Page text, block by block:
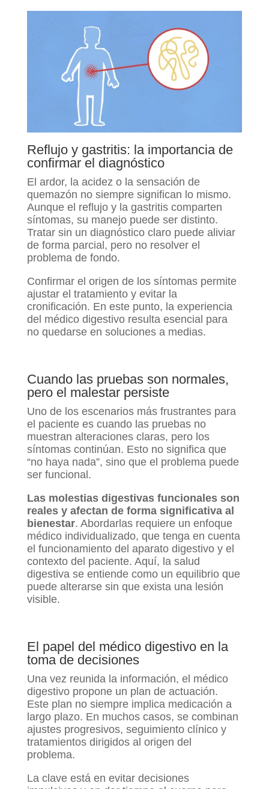
Reflujo y gastritis: la importancia de
confirmar el diagnóstico
El ardor, la acidez o la sensación de
quemazón no siempre significan lo mismo.
Aunque el reflujo y la gastritis comparten
síntomas, su manejo puede ser distinto.
Tratar sin un diagnóstico claro puede aliviar
de forma parcial, pero no resolver el
problema de fondo.
Confirmar el origen de los síntomas permite
ajustar el tratamiento y evitar la
cronificación. En este punto, la experiencia
del médico digestivo resulta esencial para
no quedarse en soluciones a medias.
Cuando las pruebas son normales,
pero el malestar persiste
Uno de los escenarios más frustrantes para
el paciente es cuando las pruebas no
muestran alteraciones claras, pero los
síntomas continúan. Esto no significa que
“no haya nada”, sino que el problema puede
ser funcional.
Las molestias digestivas funcionales son
reales y afectan de forma significativa al
bienestar. Abordarlas requiere un enfoque
médico individualizado, que tenga en cuenta
el funcionamiento del aparato digestivo y el
contexto del paciente. Aquí, la salud
digestiva se entiende como un equilibrio que
puede alterarse sin que exista una lesión
visible.
El papel del médico digestivo en la
toma de decisiones
Una vez reunida la información, el médico
digestivo propone un plan de actuación.
Este plan no siempre implica medicación a
largo plazo. En muchos casos, se combinan
ajustes progresivos, seguimiento clínico y
tratamientos dirigidos al origen del
problema.
La clave está en evitar decisiones